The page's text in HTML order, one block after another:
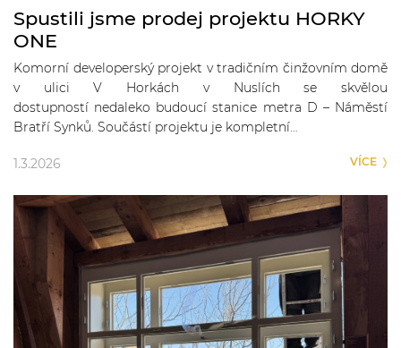
Spustili jsme prodej projektu HORKY
ONE
Komorní developerský projekt v tradičním činžovním domě
v ulici V Horkách v Nuslích se skvělou
dostupností nedaleko budoucí stanice metra D – Náměstí
Bratří Synků. Součástí projektu je kompletní…
1.3.2026 VÍCE